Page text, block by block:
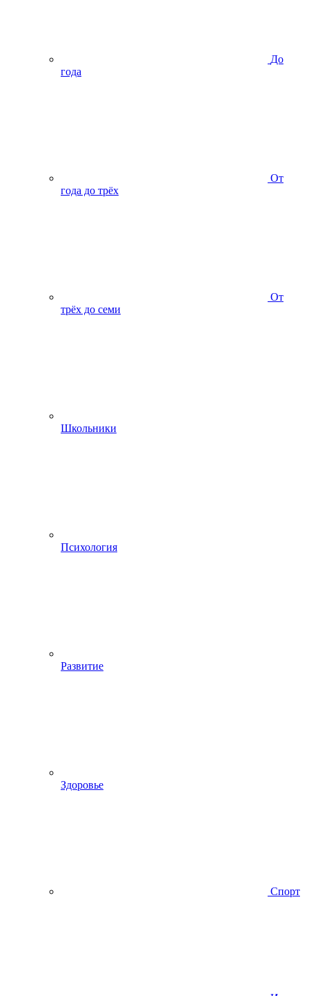
До
года
От
года до трёх
От
трёх до семи
Школьники
Психология
Развитие
Здоровье
Спорт